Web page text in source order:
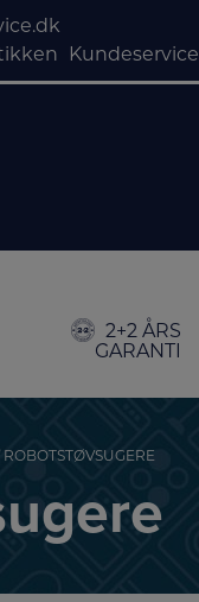
Kundeservice
2+2 ÅRS
GARANTI